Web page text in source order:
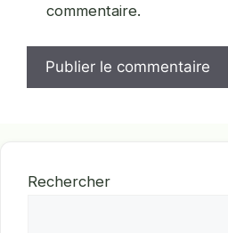
commentaire.
Rechercher